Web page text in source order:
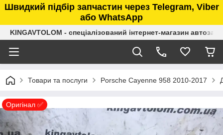
Швидкий підбір запчастин через Telegram, Viber
або WhatsApp
KINGAVTOLOM - спеціалізований інтернет-магазин
Товари та послуги Porsche Cayenne 958 2010-2017
Оригінал ✅